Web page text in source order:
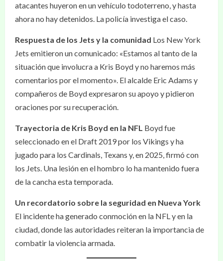
atacantes huyeron en un vehículo todoterreno, y hasta
ahora no hay detenidos. La policía investiga el caso.
Respuesta de los Jets y la comunidad Los New York
Jets emitieron un comunicado: «Estamos al tanto de la
situación que involucra a Kris Boyd y no haremos más
comentarios por el momento». El alcalde Eric Adams y
compañeros de Boyd expresaron su apoyo y pidieron
oraciones por su recuperación.
Trayectoria de Kris Boyd en la NFL Boyd fue
seleccionado en el Draft 2019 por los Vikings y ha
jugado para los Cardinals, Texans y, en 2025, firmó con
los Jets. Una lesión en el hombro lo ha mantenido fuera
de la cancha esta temporada.
Un recordatorio sobre la seguridad en Nueva York
El incidente ha generado conmoción en la NFL y en la
ciudad, donde las autoridades reiteran la importancia de
combatir la violencia armada.